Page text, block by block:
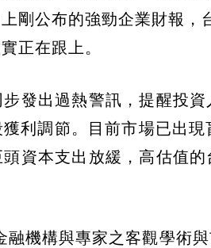
剛公布的強勁企業財報
正在跟上。
發出過熱警訊，提醒投
利調節。目前市場已出
資本支出放緩，高估值
機構與專家之客觀學術